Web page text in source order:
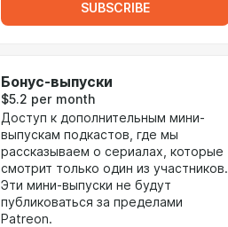
SUBSCRIBE
Бонус-выпуски
$5.2 per month
Доступ к дополнительным мини-
выпускам подкастов, где мы
рассказываем о сериалах, которые
смотрит только один из участников.
Эти мини-выпуски не будут
публиковаться за пределами
Patreon.